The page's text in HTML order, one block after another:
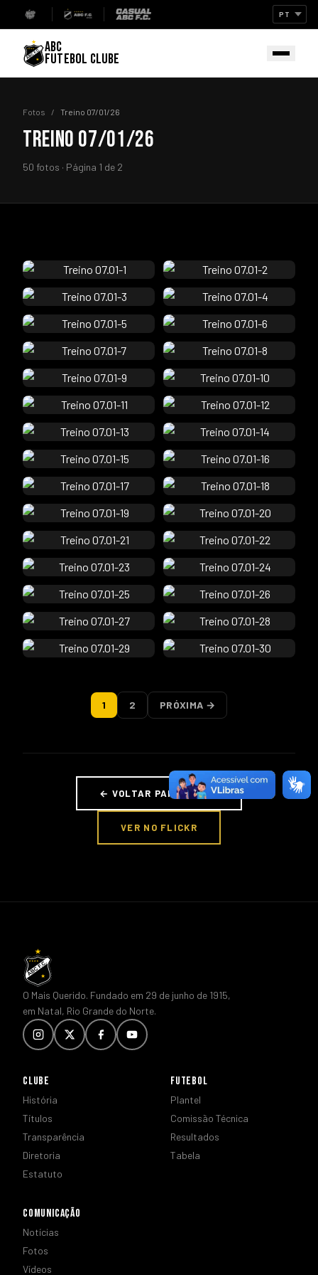
ABC
FUTEBOL CLUBE
Fotos / Treino 07/01/26
TREINO 07/01/26
50 fotos · Página 1 de 2
1 2 PRÓXIMA →
← VOLTAR PARA FOTOS
VER NO FLICKR
O Mais Querido. Fundado em 29 de junho de 1915,
em Natal, Rio Grande do Norte.
CLUBE
História
Títulos
Transparência
Diretoria
Estatuto
FUTEBOL
Plantel
Comissão Técnica
Resultados
Tabela
COMUNICAÇÃO
Notícias
Fotos
Vídeos